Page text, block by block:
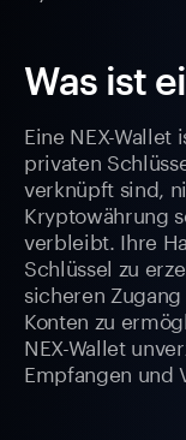
Was ist
Eine NEX-
privaten
verknüpft sind,
Kryptowährung
verbleibt. Ihre
Schlüssel zu
sicheren
Konten zu
NEX-Wallet
Empfangen und